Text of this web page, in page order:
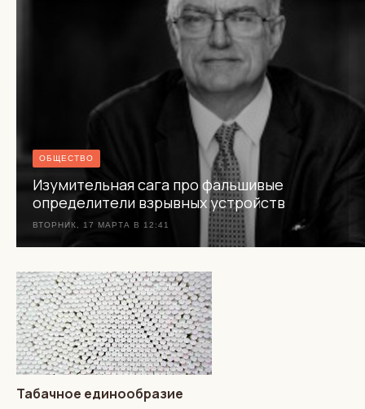
ОБЩЕСТВО
Изумительная сага про фальшивые
определители взрывных устройств
ВТОРНИК, 17 МАРТА В 12:41
Табачное единообразие